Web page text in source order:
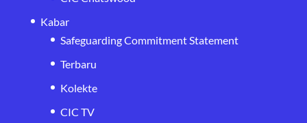
Kabar
Safeguarding Commitment Statement
Terbaru
Kolekte
CIC TV